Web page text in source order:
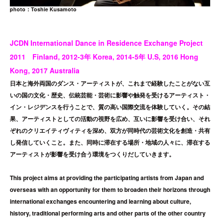
photo：Toshie Kusamoto
JCDN International Dance in Residence Exchange Project
2011 Finland, 2012-3年 Korea, 2014-5年 U.S, 2016 Hong
Kong, 2017 Australia
日本と海外両国のダンス・アーティストが、これまで経験したことがない互
いの国の文化・歴史、伝統芸能・芸術に影響や触発を受けるアーティスト・
イン・レジデンスを行うことで、質の高い国際交流を体験していく。その結
果、アーティストとしての活動の視野を広め、互いに影響を受け合い、それ
ぞれのクリエイティヴィティを深め、双方が同時代の芸術文化を創造・共有
し発信していくこと。また、同時に滞在する場所・地域の人々に、滞在する
アーティストが影響を受け合う環境をつくりだしていきます。
This project aims at providing the participating artists from Japan and
overseas with an opportunity for them to broaden their horizons through
international exchanges encountering and learning about culture,
history, traditional performing arts and other parts of the other country